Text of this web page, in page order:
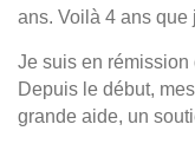
ans. Voilà 4 ans que
Je suis en rémission
Depuis le début,
grande aide, un